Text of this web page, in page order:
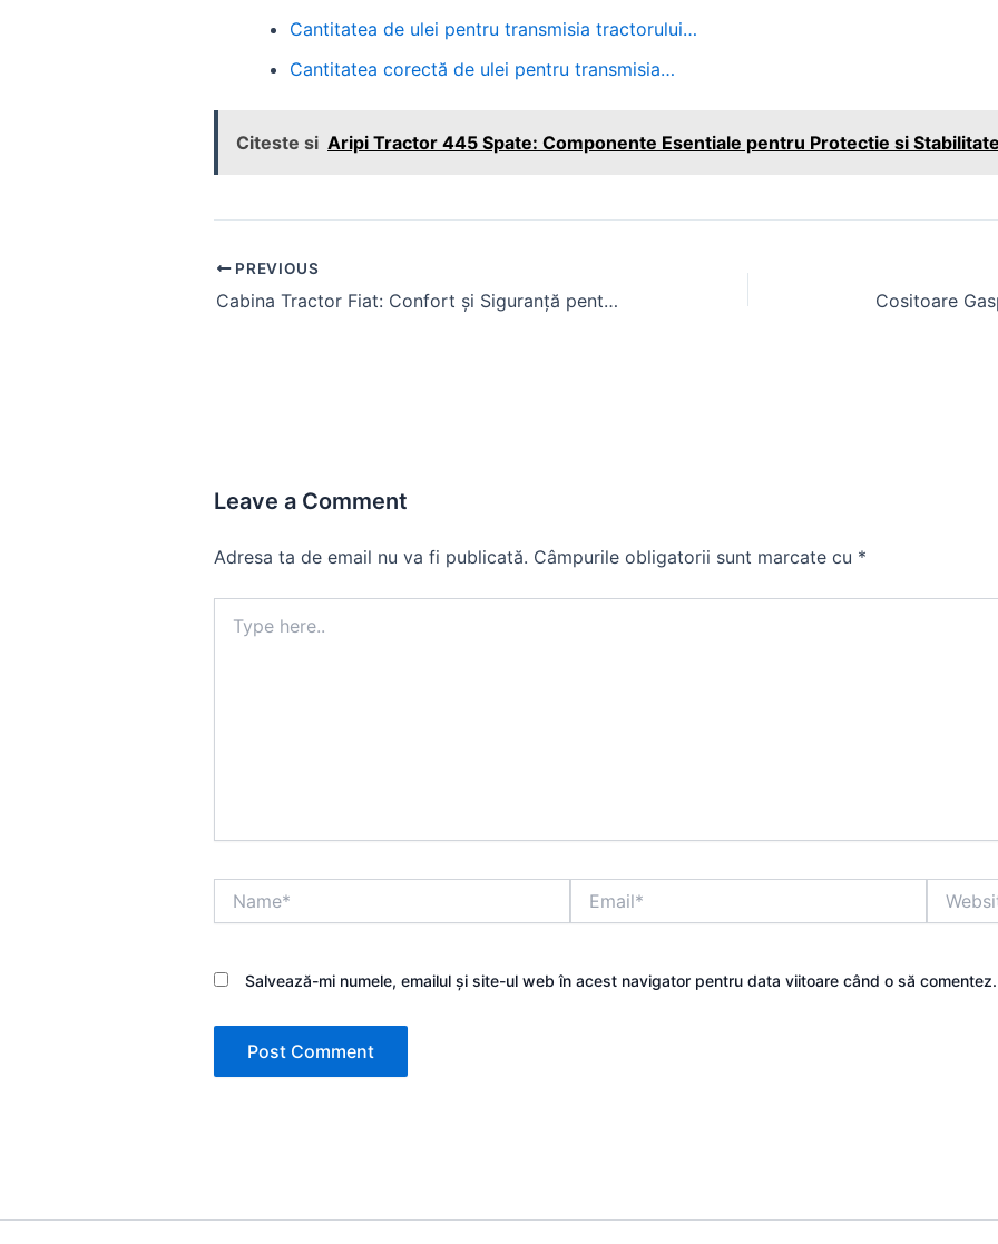
Cantitatea de ulei pentru transmisia tractorului…
Cantitatea corectă de ulei pentru transmisia…
Citeste si Aripi Tractor 445 Spate: Componente Esentiale pentru Protectie si
Post
navigation
PREVIOUS
Cabina Tractor Fiat: Confort și Siguranță pentru Lucrări Agricole
Leave a Comment
Adresa ta de email nu va fi publicată. Câmpurile obligatorii sunt marcate cu *
here..
Salvează-mi numele, emailul și site-ul web în acest navigator pentru data viitoare când o să comentez.